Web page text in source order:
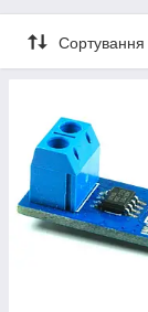
Сортування